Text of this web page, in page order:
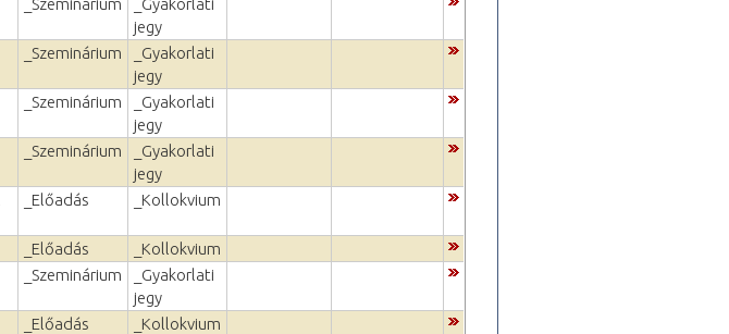
jegy
_Szeminárium
_Gyakorlati
jegy
_Szeminárium
_Gyakorlati
jegy
_Szeminárium
_Gyakorlati
jegy
_Előadás _Kollokvium
_Előadás
_Kollokvium
_Szeminárium
_Gyakorlati
jegy
_Előadás
_Kollokvium